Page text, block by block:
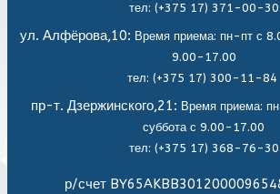
тел: (+375 17) 371-00-30
ул. Алфёрова,10: Время приема: пн-пт с
9.00-17.00
тел: (+375 17) 300-11-84
пр-т. Дзержинского,21: Время приема:
суббота с 9.00-17.00
тел: (+375 17) 368-76-30
р/счет